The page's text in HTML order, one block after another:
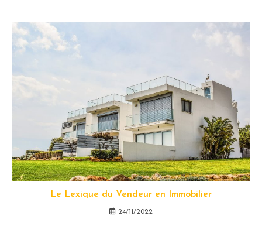
Le Lexique du Vendeur en Immobilier
24/11/2022